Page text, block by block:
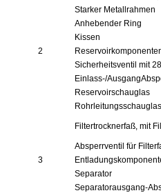
Starker Metallrahmen
Anhebender Ring
Kissen
2
Sicherheitsventil mit
Einlass-/
Reservoirschauglas
Rohrleitungsschauglas
Filtertrocknerfaß, mit
Absperrventil für
3
Separator
Separatorausgang-